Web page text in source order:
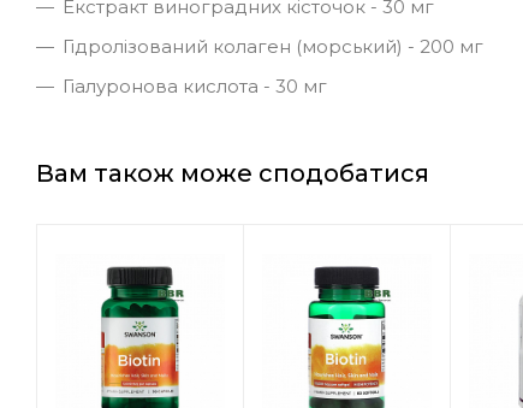
Екстракт виноградних кісточок - 30 мг
Гідролізований колаген (морський) - 200 мг
Гіалуронова кислота - 30 мг
Вам також може сподобатися